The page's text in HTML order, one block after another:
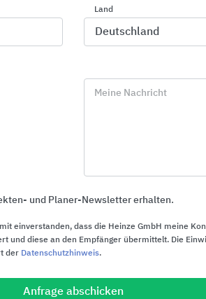
Land
Meine Nachricht
und Planer-Newsletter erhalten.
einverstanden, dass die Heinze GmbH meine
und diese an den Empfänger übermittelt. Die
der Datenschutzhinweis.
Anfrage abschicken